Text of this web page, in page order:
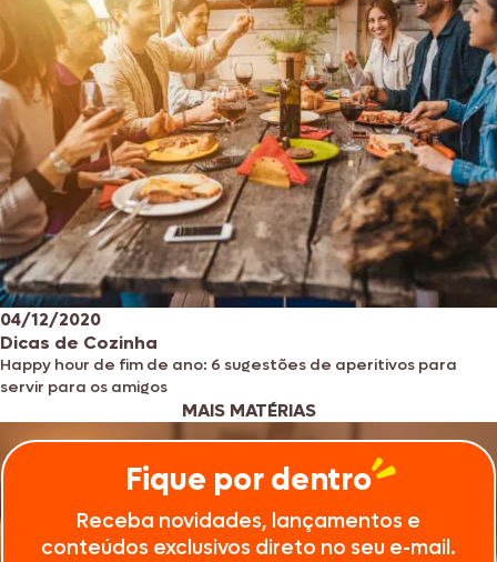
04/12/2020
Dicas de Cozinha
Happy hour de fim de ano: 6 sugestões de aperitivos para
servir para os amigos
MAIS MATÉRIAS
Fique por dentro
Receba novidades, lançamentos e
conteúdos exclusivos direto no seu e-mail.